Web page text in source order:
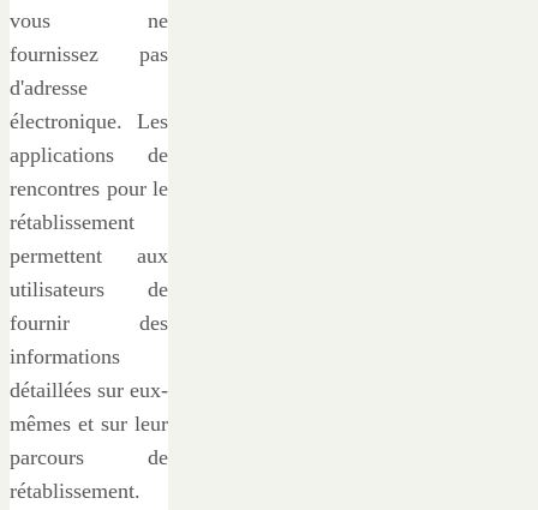
vous ne
fournissez pas
d'adresse
électronique. Les
applications de
rencontres pour le
rétablissement
permettent aux
utilisateurs de
fournir des
informations
détaillées sur eux-
mêmes et sur leur
parcours de
rétablissement.